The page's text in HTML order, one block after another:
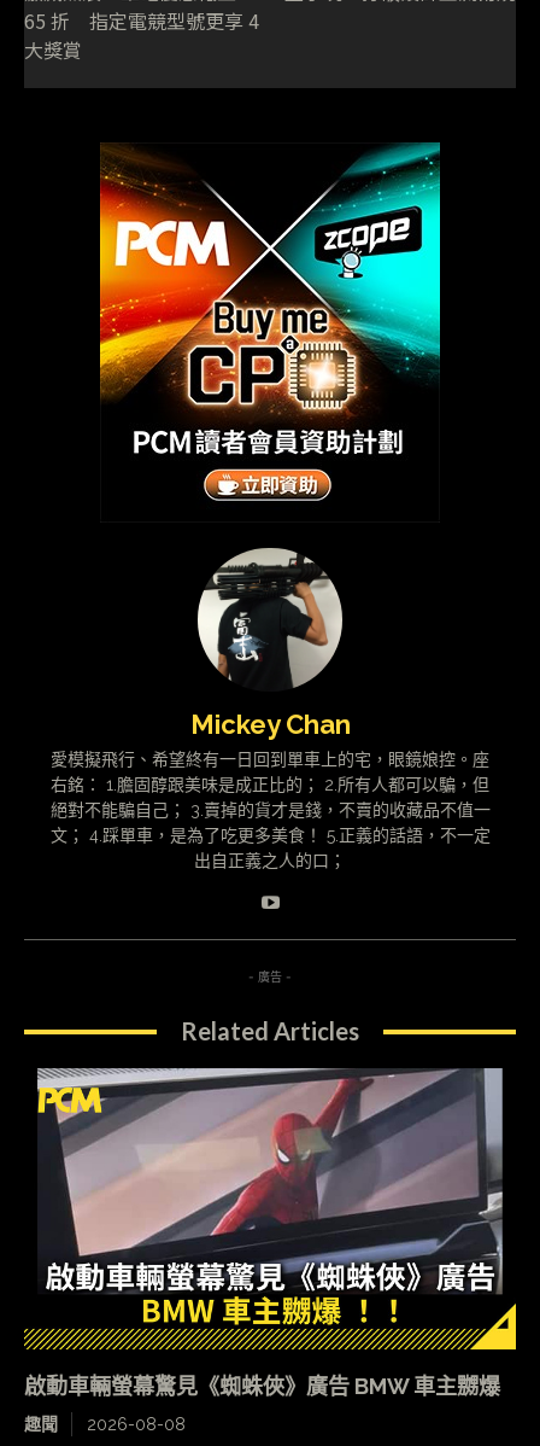
65 折 指定電競型號更享 4
大獎賞
Mickey Chan
愛模擬飛行、希望終有一日回到單車上的宅，眼鏡娘控。座
右銘： 1.膽固醇跟美味是成正比的； 2.所有人都可以騙，但
絕對不能騙自己； 3.賣掉的貨才是錢，不賣的收藏品不值一
文； 4.踩單車，是為了吃更多美食！ 5.正義的話語，不一定
出自正義之人的口；
- 廣告 -
Related Articles
啟動車輛螢幕驚見《蜘蛛俠》廣告 BMW 車主嬲爆
趣聞 2026-08-08